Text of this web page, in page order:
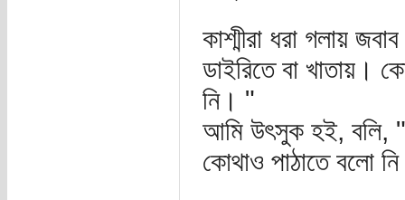
কাশ্মীরা ধরা গলায়
ডাইরিতে বা খাতায়।
নি। "
আমি উৎসুক হই, বলি,
কোথাও পাঠাতে বলো